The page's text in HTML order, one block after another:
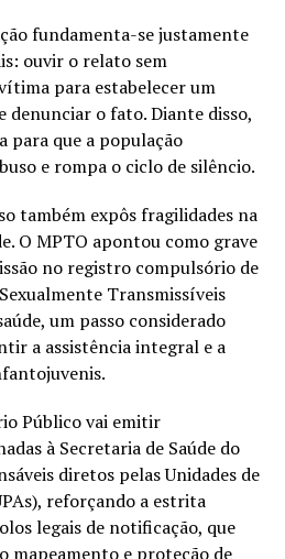
fundamenta-se justamente
ouvir o relato sem
para estabelecer um
denunciar o fato. Diante disso,
para que a população
e rompa o ciclo de silêncio.
também expôs fragilidades na
O MPTO apontou como grave
no registro compulsório de
Transmissíveis
um passo considerado
a assistência integral e a
Público vai emitir
à Secretaria de Saúde do
diretos pelas Unidades de
reforçando a estrita
legais de notificação, que
mapeamento e proteção de